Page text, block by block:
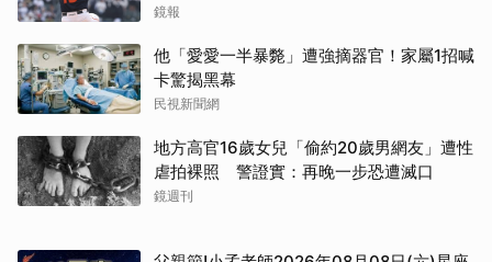
鏡報
他「愛愛一半暴斃」遭強摘器官！家屬1招喊
卡驚揭黑幕
民視新聞網
地方高官16歲女兒「偷約20歲男網友」遭性
虐拍裸照 警證實：再晚一步恐遭滅口
鏡週刊